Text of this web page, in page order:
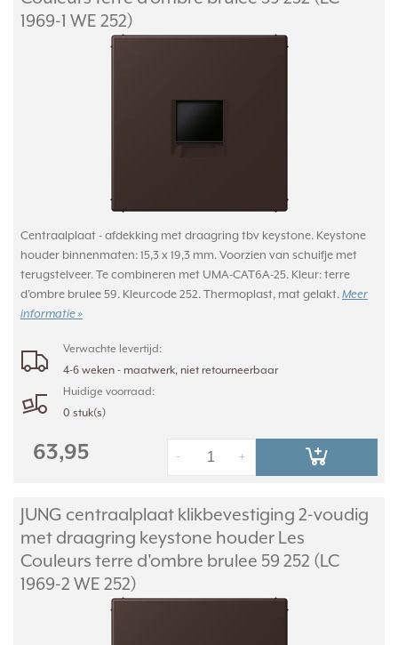
1969-1 WE 252)
Centraalplaat - afdekking met draagring tbv keystone. Keystone
houder binnenmaten: 15,3 x 19,3 mm. Voorzien van schuifje met
terugstelveer. Te combineren met UMA-CAT6A-25. Kleur: terre
d'ombre brulee 59. Kleurcode 252. Thermoplast, mat gelakt. Meer
informatie »
Verwachte levertijd:
4-6 weken - maatwerk, niet retourneerbaar
Huidige voorraad:
0 stuk(s)
63,95 +
-
JUNG centraalplaat klikbevestiging 2-voudig
met draagring keystone houder Les
Couleurs terre d'ombre brulee 59 252 (LC
1969-2 WE 252)